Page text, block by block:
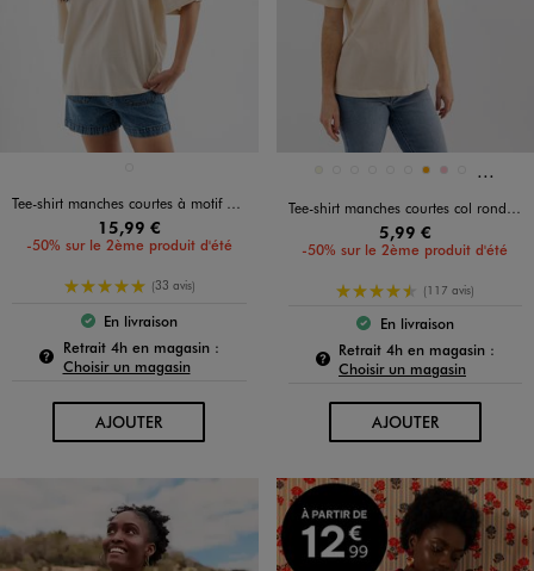
Tee-shirt manches courtes à motif brodé devant et dos
15,99 €
-50% sur le 2ème produit d'été
5/5 de moyenne
(33 avis)
Le produit est disponible :
En livraison
Retrait 4h en magasin :Pour connaître la disponibilité de ce produit :
Choisir un magasin
AJOUTERAU PANIER
Disponible en 11 coloris
BLEU STANDARD
JAUNE STANDARD
NOIR STANDARD
ORANGE
ROSE Et 2
Tee-shirt manches courtes col rond uni en coton femme
5,99 €
-50% sur le 2ème produit d'été
4.5/5 de moyenne
(117 avis)
Le produit est
En livraison
Retrait 4h en magasin :
Choisir un magasin
AJOUTERAU PANIER